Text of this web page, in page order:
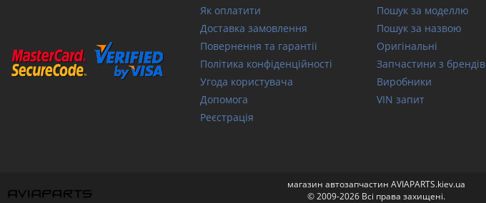
Як оплатити
Доставка замовлення
Повернення та гарантії
Політика конфіденційності
Угода користувача
Допомога
Реєстрація
Пошук за моделлю
Пошук за назвою
Оригінальні
Запчастини з брендів
Виробники
VIN запит
магазин автозапчастин AVIAPARTS.kiev.ua
© 2009-2026 Всi права захищені.